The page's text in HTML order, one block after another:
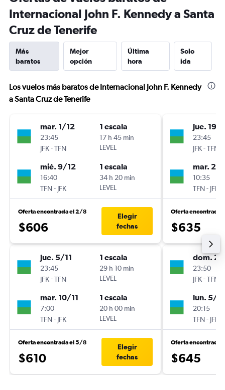
Internacional John F. Kennedy a Santa
Cruz de Tenerife
Más
baratos
Mejor
opción
Última
hora
Solo
ida
Los vuelos más baratos de Internacional John F. Kennedy
a Santa Cruz de Tenerife
mar. 1/12
23:45
JFK-TFN
1 escala
17 h 45 min
LEVEL
mié. 9/12
16:40
TFN- JFK
1 escala
34 h 20 min
LEVEL
Oferta encontrada el 2/8
$606
Elegir
fechas
jue. 5/11
23:45
JFK-TFN
1 escala
29 h 10 min
LEVEL
mar. 10/11
7:00
TFN- JFK
1 escala
20 h 00 min
LEVEL
Oferta encontrada el 5/8
$610
Elegir
fechas
jue. 19/
23:45
JFK-TFN
mar. 24/
10:35
TFN- JFK
Oferta encontrada
$635
dom.
23:50
JFK-TFN
lun. 5/
20:15
TFN- JFK
Oferta encontrada
$645